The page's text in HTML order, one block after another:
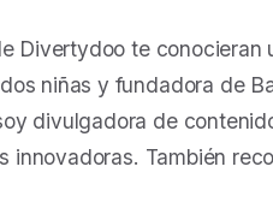
Divertydoo te conocieran
niñas y fundadora de
divulgadora de
innovadoras. También